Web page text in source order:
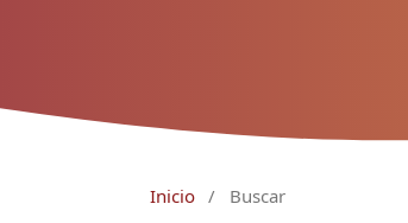
Inicio / Buscar